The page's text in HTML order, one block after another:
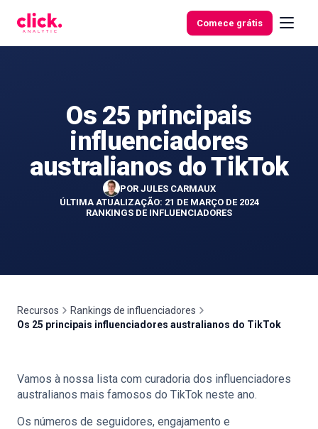
Comece grátis
Funcionalidades
Ferramentas
gratuitas
🇵🇹PT
Os 25 principais
influenciadores
australianos do TikTok
POR JULES CARMAUX
ÚLTIMA ATUALIZAÇÃO: 21 DE MARÇO DE 2024
RANKINGS DE INFLUENCIADORES
Recursos
Rankings de influenciadores
Os 25 principais influenciadores australianos do TikTok
Vamos à nossa lista com curadoria dos influenciadores
australianos mais famosos do TikTok neste ano.
Os números de seguidores, engajamento e